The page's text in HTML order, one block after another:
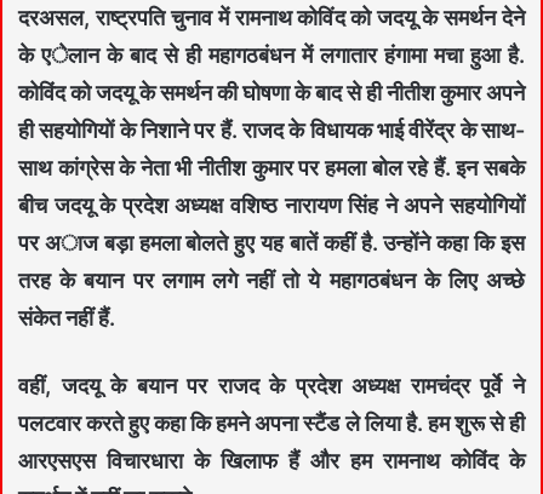
दरअसल, राष्ट्रपति चुनाव में रामनाथ कोविंद को जदयू के समर्थन देने
के एेलान के बाद से ही महागठबंधन में लगातार हंगामा मचा हुआ है.
कोविंद को जदयू के समर्थन की घोषणा के बाद से ही नीतीश कुमार अपने
ही सहयोगियों के निशाने पर हैं. राजद के विधायक भाई वीरेंद्र के साथ-
साथ कांग्रेस के नेता भी नीतीश कुमार पर हमला बोल रहे हैं. इन सबके
बीच जदयू के प्रदेश अध्यक्ष वशिष्ठ नारायण सिंह ने अपने सहयोगियों
पर अाज बड़ा हमला बोलते हुए यह बातें कहीं है. उन्होंने कहा कि इस
तरह के बयान पर लगाम लगे नहीं तो ये महागठबंधन के लिए अच्छे
संकेत नहीं हैं.
वहीं, जदयू के बयान पर राजद के प्रदेश अध्यक्ष रामचंद्र पूर्वे ने
पलटवार करते हुए कहा कि हमने अपना स्टैंड ले लिया है. हम शुरू से ही
आरएसएस विचारधारा के खिलाफ हैं और हम रामनाथ काेविंद के